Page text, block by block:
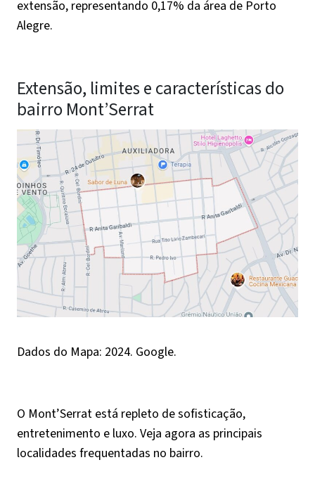
extensão, representando 0,17% da área de Porto
Alegre.
Extensão, limites e características do
bairro Mont’Serrat
Dados do Mapa: 2024. Google.
O Mont’Serrat está repleto de sofisticação,
entretenimento e luxo. Veja agora as principais
localidades frequentadas no bairro.